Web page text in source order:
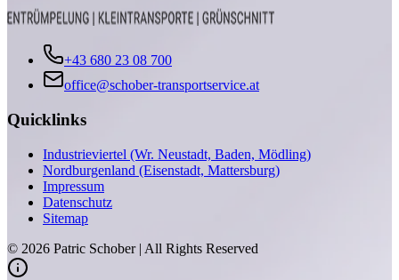
+43 680 23 08 700
office@schober-transportservice.at
Quicklinks
Industrieviertel (Wr. Neustadt, Baden, Mödling)
Nordburgenland (Eisenstadt, Mattersburg)
Impressum
Datenschutz
Sitemap
© 2026 Patric Schober | All Rights Reserved